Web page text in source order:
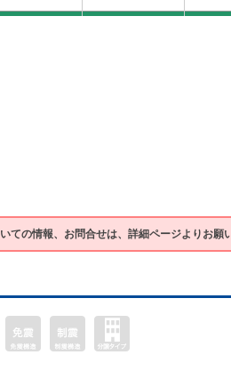
ての情報、お問合せは、詳細ページよりお願